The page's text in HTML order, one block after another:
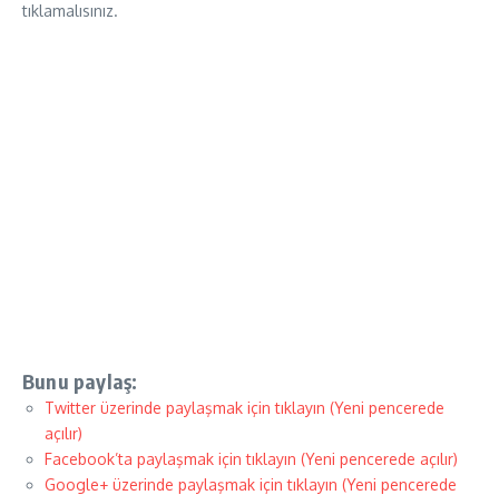
tıklamalısınız.
Bunu paylaş:
Twitter üzerinde paylaşmak için tıklayın (Yeni pencerede
açılır)
Facebook’ta paylaşmak için tıklayın (Yeni pencerede açılır)
Google+ üzerinde paylaşmak için tıklayın (Yeni pencerede